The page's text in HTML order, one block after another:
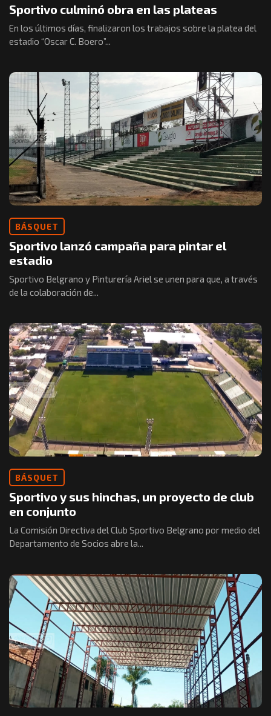
Sportivo culminó obra en las plateas
En los últimos días, finalizaron los trabajos sobre la platea del
estadio “Oscar C. Boero”...
BÁSQUET
Sportivo lanzó campaña para pintar el
estadio
Sportivo Belgrano y Pinturería Ariel se unen para que, a través
de la colaboración de...
BÁSQUET
Sportivo y sus hinchas, un proyecto de club
en conjunto
La Comisión Directiva del Club Sportivo Belgrano por medio del
Departamento de Socios abre la...